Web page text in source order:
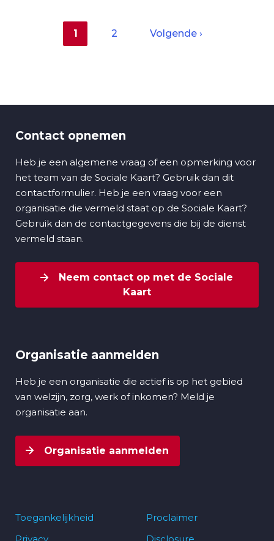
Huidige
pagina
1 Pagina
2
Volgende
Volgende ›
Contact opnemen
Heb je een algemene vraag of een opmerking voor
het team van de Sociale Kaart? Gebruik dan dit
contactformulier. Heb je een vraag voor een
organisatie die vermeld staat op de Sociale Kaart?
Gebruik dan de contactgegevens die bij de dienst
vermeld staan.
Neem contact op met de Sociale
Kaart
Organisatie aanmelden
Heb je een organisatie die actief is op het gebied
van welzijn, zorg, werk of inkomen? Meld je
organisatie aan.
Organisatie aanmelden
Toegankelijkheid
Privacy
Proclaimer
Disclosure